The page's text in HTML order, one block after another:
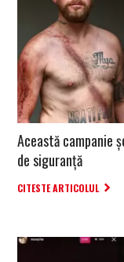
Această campanie
de siguranță
CITESTE ARTICOLUL